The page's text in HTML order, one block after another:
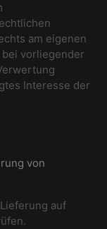
am eigenen
vorliegender
Interesse der
von
auf